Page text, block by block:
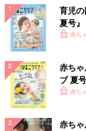
育児
夏号
いっ赤ち
赤ち
ブ 夏
く！赤ち
赤ちゃ